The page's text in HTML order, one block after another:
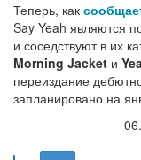
Теперь, как
Say Yeah являются
и соседствуют в их
Morning Jacket и
переиздание
запланировано на